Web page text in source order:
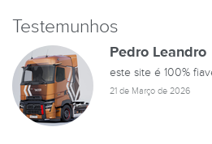
Testemunhos
Pedro Leandro
este site é 100%
21 de Março de 2026